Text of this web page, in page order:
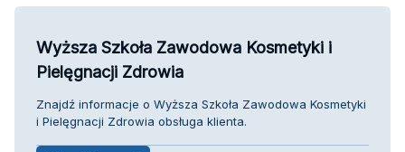
Wyższa Szkoła Zawodowa Kosmetyki i
Pielęgnacji Zdrowia
Znajdź informacje o Wyższa Szkoła Zawodowa Kosmetyki
i Pielęgnacji Zdrowia obsługa klienta.